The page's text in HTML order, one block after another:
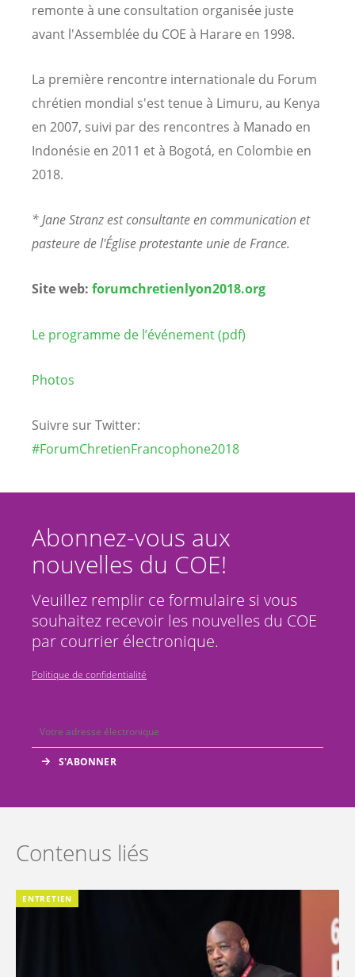
remonte à une consultation organisée juste
avant l'Assemblée du COE à Harare en 1998.
La première rencontre internationale du Forum
chrétien mondial s'est tenue à Limuru, au Kenya
en 2007, suivi par des rencontres à Manado en
Indonésie en 2011 et à Bogotá, en Colombie en
2018.
* Jane Stranz est consultante en communication et
pasteure de l'Église protestante unie de France.
Site web: forumchretienlyon2018.org
Le programme de l’événement (pdf)
Photos
Suivre sur Twitter:
#ForumChretienFrancophone2018
Abonnez-vous aux
nouvelles du COE!
Veuillez remplir ce formulaire si vous
souhaitez recevoir les nouvelles du COE
par courrier électronique.
Politique de confidentialité
Contenus liés
ENTRETIEN